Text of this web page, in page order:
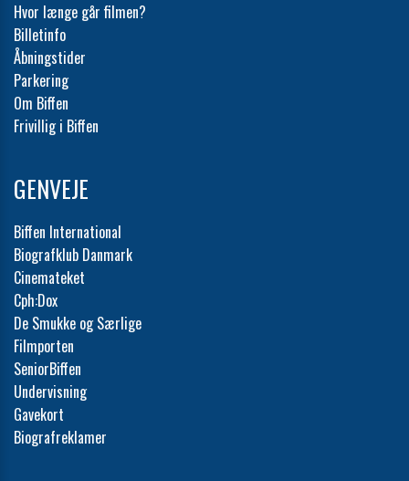
Hvor længe går filmen?
Billetinfo
Åbningstider
Parkering
Om Biffen
Frivillig i Biffen
GENVEJE
Biffen International
Biografklub Danmark
Cinemateket
Cph:Dox
De Smukke og Særlige
Filmporten
SeniorBiffen
Undervisning
Gavekort
Biografreklamer